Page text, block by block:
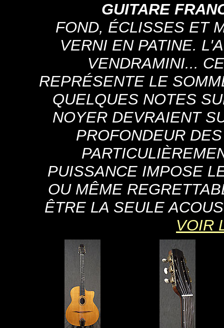
GUITARE
FOND, ÉCLISSES ET
VERNI EN PATINE.
VENDRAMINI...
REPRÉSENTE LE
QUELQUES NOTES
NOYER DEVRAIENT
PROFONDEUR
PUISSANCE IMPOSE
OU MÊME
ÊTRE LA SEULE
VOIR